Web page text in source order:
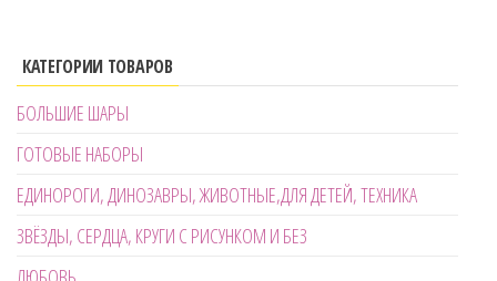
КАТЕГОРИИ ТОВАРОВ
БОЛЬШИЕ ШАРЫ
ГОТОВЫЕ НАБОРЫ
ЕДИНОРОГИ, ДИНОЗАВРЫ, ЖИВОТНЫЕ,ДЛЯ ДЕТЕЙ, ТЕХНИКА
ЗВЁЗДЫ, СЕРДЦА, КРУГИ С РИСУНКОМ И БЕЗ